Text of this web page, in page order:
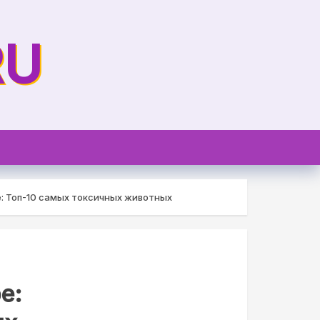
10 самых токсичных животных